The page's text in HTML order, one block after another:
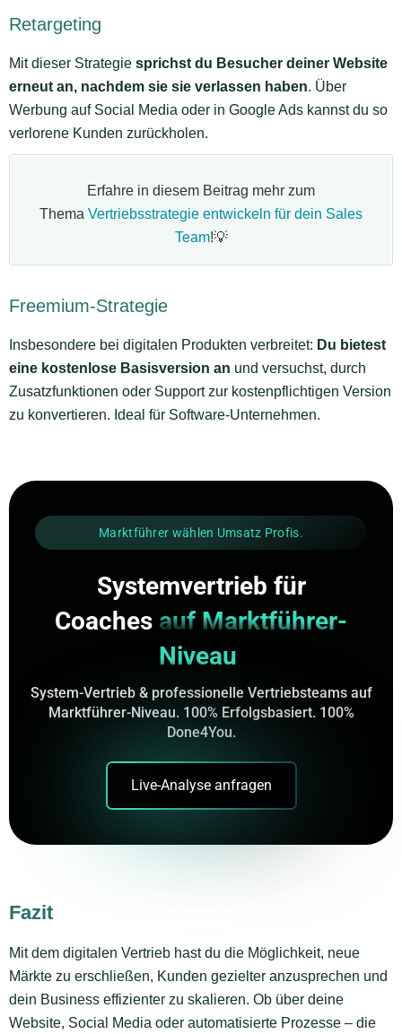
Retargeting
Mit dieser Strategie sprichst du Besucher deiner Website
erneut an, nachdem sie sie verlassen haben. Über
Werbung auf Social Media oder in Google Ads kannst du so
verlorene Kunden zurückholen.
Erfahre in diesem Beitrag mehr zum
Thema Vertriebsstrategie entwickeln für dein Sales
Team!💡
Freemium-Strategie
Insbesondere bei digitalen Produkten verbreitet: Du bietest
eine kostenlose Basisversion an und versuchst, durch
Zusatzfunktionen oder Support zur kostenpflichtigen Version
zu konvertieren. Ideal für Software-Unternehmen.
Marktführer wählen Umsatz Profis.
Systemvertrieb für
Coaches auf Marktführer-
Niveau
System-Vertrieb & professionelle Vertriebsteams auf
Marktführer-Niveau. 100% Erfolgsbasiert. 100%
Done4You.
Live-Analyse anfragen
Fazit
Mit dem digitalen Vertrieb hast du die Möglichkeit, neue
Märkte zu erschließen, Kunden gezielter anzusprechen und
dein Business effizienter zu skalieren. Ob über deine
Website, Social Media oder automatisierte Prozesse – die